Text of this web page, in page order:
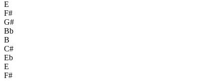
E
F#
G#
Bb
B
C#
Eb
E
F#